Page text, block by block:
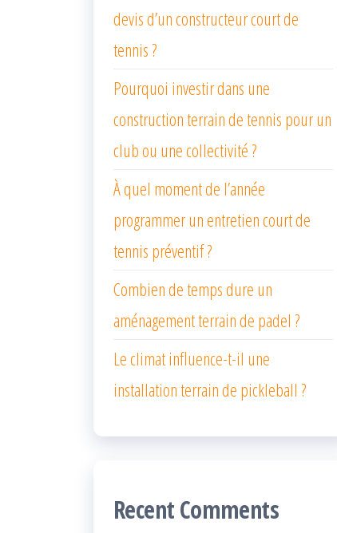
devis d’un constructeur court de
tennis ?
Pourquoi investir dans une
construction terrain de tennis pour un
club ou une collectivité ?
À quel moment de l’année
programmer un entretien court de
tennis préventif ?
Combien de temps dure un
aménagement terrain de padel ?
Le climat influence-t-il une
installation terrain de pickleball ?
Recent Comments